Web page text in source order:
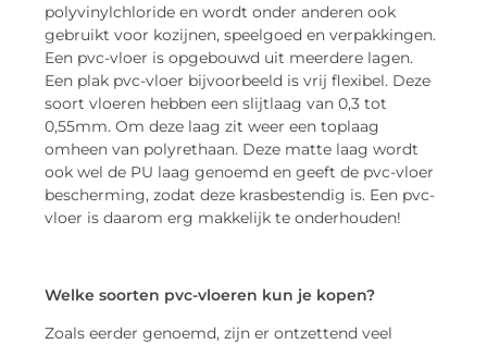
polyvinylchloride en wordt onder anderen ook
gebruikt voor kozijnen, speelgoed en verpakkingen.
Een pvc-vloer is opgebouwd uit meerdere lagen.
Een plak pvc-vloer bijvoorbeeld is vrij flexibel. Deze
soort vloeren hebben een slijtlaag van 0,3 tot
0,55mm. Om deze laag zit weer een toplaag
omheen van polyrethaan. Deze matte laag wordt
ook wel de PU laag genoemd en geeft de pvc-vloer
bescherming, zodat deze krasbestendig is. Een pvc-
vloer is daarom erg makkelijk te onderhouden!
Welke soorten pvc-vloeren kun je kopen?
Zoals eerder genoemd, zijn er ontzettend veel